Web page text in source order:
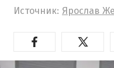
Источник: Ярослав